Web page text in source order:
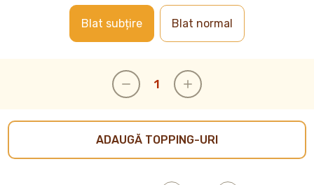
Blat subțire Blat normal
ADAUGĂ TOPPING-URI